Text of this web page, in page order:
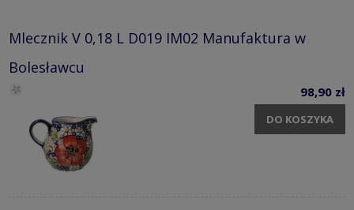
Mlecznik V 0,18 L D019 IM02 Manufaktura w
Bolesławcu
98,90 zł
DO KOSZYKA